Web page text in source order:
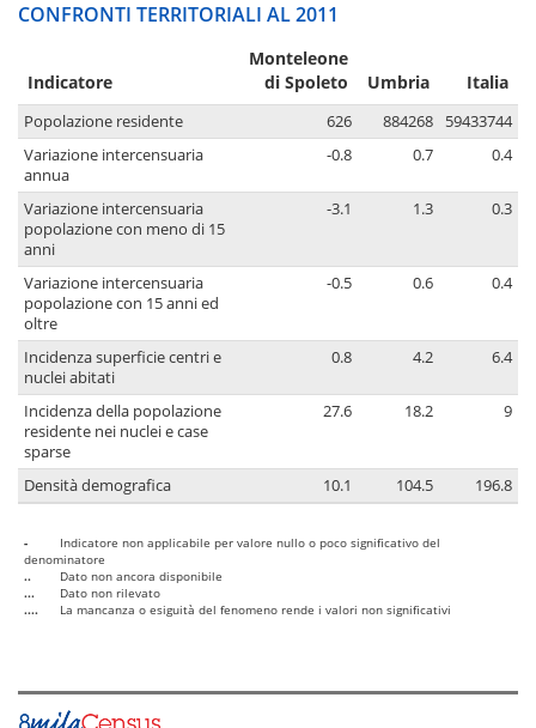
CONFRONTI TERRITORIALI AL 2011
Indicatore
Monteleone
di Spoleto
Umbria Italia
Popolazione residente 626 884268
59433744
Variazione intercensuaria
annua
-0.8 0.7 0.4
Variazione intercensuaria
popolazione con meno di 15
anni
-3.1 1.3 0.3
Variazione intercensuaria
popolazione con 15 anni ed
oltre
-0.5 0.6 0.4
Incidenza superficie centri e
nuclei abitati
0.8 4.2 6.4
Incidenza della popolazione
residente nei nuclei e case
sparse
27.6 18.2 9
Densità demografica 10.1 104.5 196.8
-
Indicatore non applicabile per valore nullo o poco significativo del
denominatore
..
Dato non ancora disponibile
...
Dato non rilevato
....
La mancanza o esiguità del fenomeno rende i valori non significativi